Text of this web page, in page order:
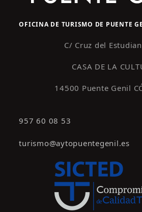
OFICINA DE TURISMO DE PUENTE
C/ Cruz del
CASA DE LA
14500 Puente Genil
957 60 08 53
turismo@aytopuentegenil.es